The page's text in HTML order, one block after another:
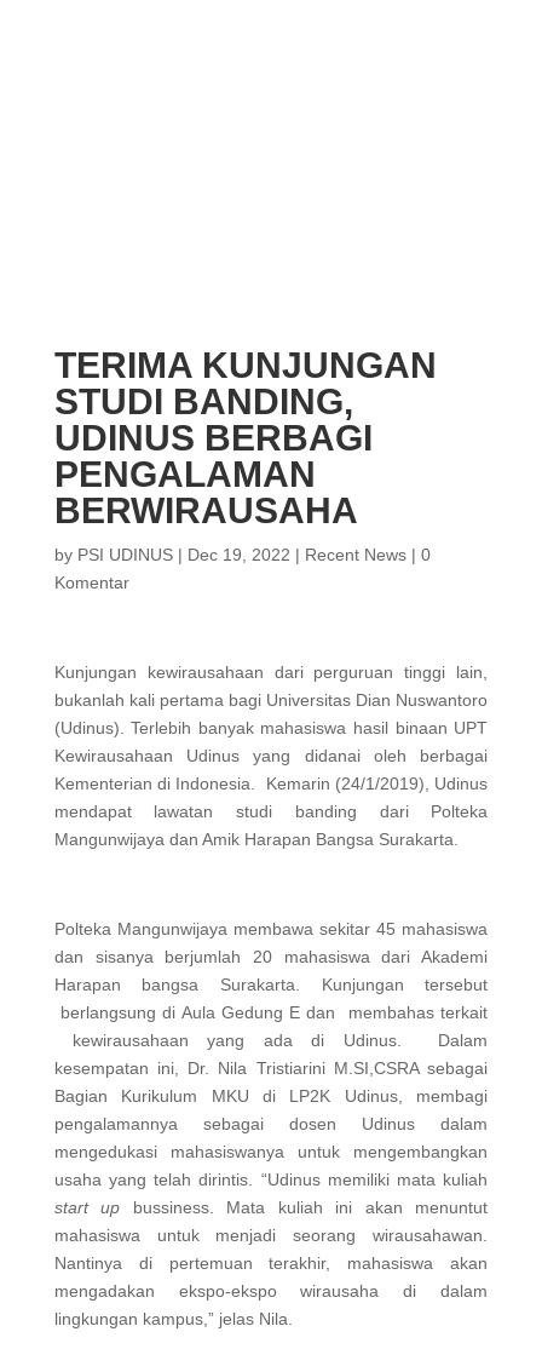
TERIMA KUNJUNGAN
STUDI BANDING,
UDINUS BERBAGI
PENGALAMAN
BERWIRAUSAHA
by PSI UDINUS| Dec 19, 2022 | Recent News| 0
Komentar
Kunjungan kewirausahaan dari perguruan tinggi lain,
bukanlah kali pertama bagi Universitas Dian Nuswantoro
(Udinus). Terlebih banyak mahasiswa hasil binaan UPT
Kewirausahaan Udinus yang didanai oleh berbagai
Kementerian di Indonesia. Kemarin (24/1/2019), Udinus
mendapat lawatan studi banding dari Polteka
Mangunwijaya dan Amik Harapan Bangsa Surakarta.
Polteka Mangunwijaya membawa sekitar 45 mahasiswa
dan sisanya berjumlah 20 mahasiswa dari Akademi
Harapan bangsa Surakarta. Kunjungan tersebut
berlangsung di Aula Gedung E dan membahas terkait
kewirausahaan yang ada di Udinus. Dalam
kesempatan ini, Dr. Nila Tristiarini M.SI,CSRA sebagai
Bagian Kurikulum MKU di LP2K Udinus, membagi
pengalamannya sebagai dosen Udinus dalam
mengedukasi mahasiswanya untuk mengembangkan
usaha yang telah dirintis. “Udinus memiliki mata kuliah
start up bussiness. Mata kuliah ini akan menuntut
mahasiswa untuk menjadi seorang wirausahawan.
Nantinya di pertemuan terakhir, mahasiswa akan
mengadakan ekspo-ekspo wirausaha di dalam
lingkungan kampus,” jelas Nila.